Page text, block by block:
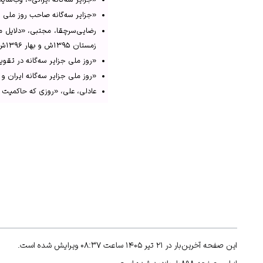
«جزایر سه‌گانه صاحب روز ملی
زمستان ۱۳۹۵ش و بهار ۱۳۹۶ش.
«روز ملی جزایر سه‌گانه در
«روز ملی جزایر سه‌گانه ایران و دفاع ۱۲روزه به تقویم ۱۴۰۵ می‌رسند»، وب‌سایت شبکه العالم، تاریخ درج
عادلی، علی، «روزی که حاکمیت
این صفحه آخرین‌بار در ۲۱ تیر ۱۴۰۵ ساعت ۰۸:۳۷ ویرایش شده است.